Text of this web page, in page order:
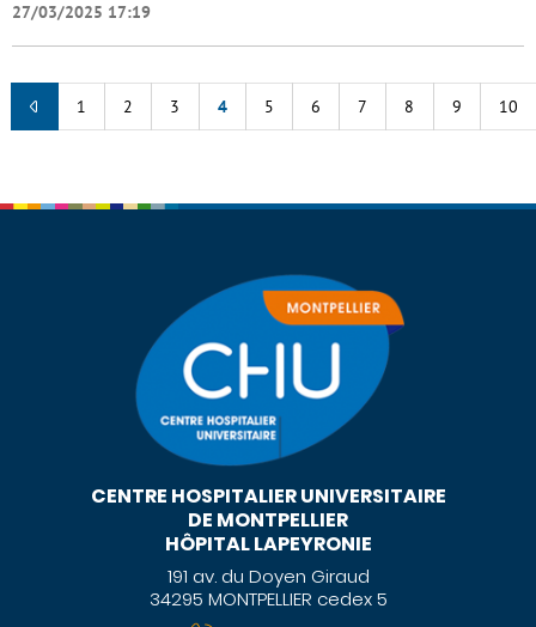
27/03/2025 17:19
1 2 3 4 5 6 7 8 9 10
CENTRE HOSPITALIER UNIVERSITAIRE
DE MONTPELLIER
HÔPITAL LAPEYRONIE
191 av. du Doyen Giraud
34295 MONTPELLIER cedex 5